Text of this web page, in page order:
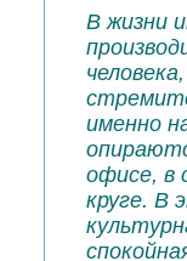
В жизни
именно
офисе, в
круге. В